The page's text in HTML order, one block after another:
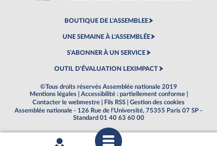
BOUTIQUE DE L'ASSEMBLEE
UNE SEMAINE À L'ASSEMBLÉE
S'ABONNER À UN SERVICE
OUTIL D'ÉVALUATION LEXIMPACT
©Tous droits réservés Assemblée nationale 2019
Mentions légales
Accessibilité : partiellement conforme
Contacter le webmestre
Fils RSS
Gestion des cookies
Assemblée nationale - 126 Rue de l'Université, 75355 Paris 07 SP -
Standard 01 40 63 60 00